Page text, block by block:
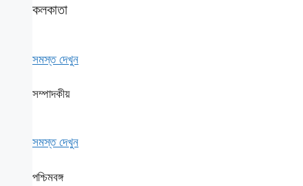
কলকাতা
সমস্ত দেখুন
সম্পাদকীয়
সমস্ত দেখুন
পশ্চিমবঙ্গ